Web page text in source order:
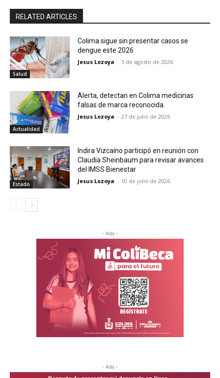
RELATED ARTICLES
Salud
Colima sigue sin presentar casos se
dengue este 2026
Jesus Lozoya - 5 de agosto de 2026
Actualidad
Alerta, detectan en Colima medicinas
falsas de marca reconocida.
Jesus Lozoya - 27 de julio de 2026
Estado
Indira Vizcaíno participó en reunión con
Claudia Sheinbaum para revisar avances
del IMSS Bienestar
Jesus Lozoya - 10 de julio de 2026
- Ads -
- Ads -